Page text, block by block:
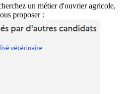
un métier d'ouvrier agricole,
proposer :